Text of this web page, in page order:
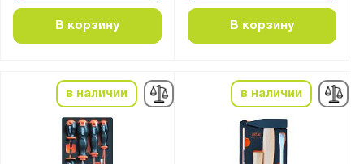
В корзину В корзину
в наличии в наличии